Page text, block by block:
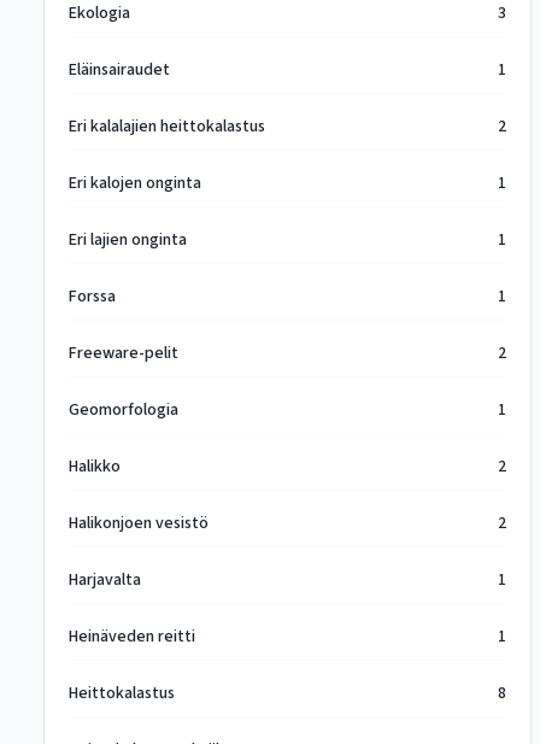
Ekologia 3
Eläinsairaudet 1
Eri kalalajien heittokalastus 2
Eri kalojen onginta 1
Eri lajien onginta 1
Forssa 1
Freeware-pelit 2
Geomorfologia 1
Halikko 2
Halikonjoen vesistö 2
Harjavalta 1
Heinäveden reitti 1
Heittokalastus 8